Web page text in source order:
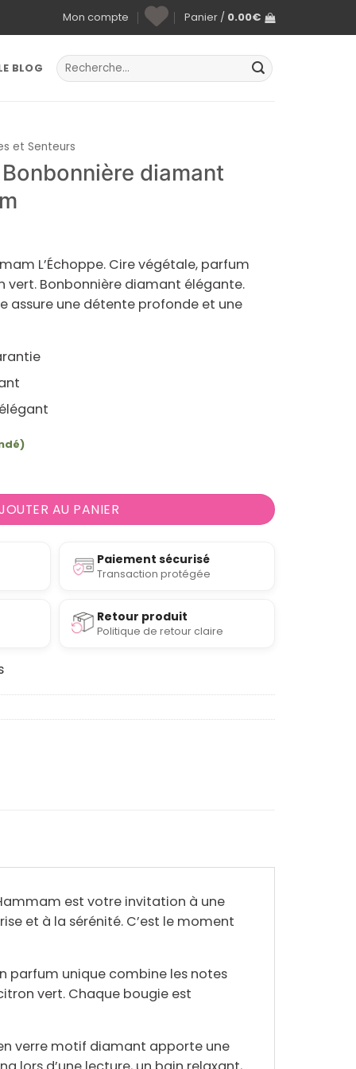
Mon compte Panier / 0.00€
BLOG
Recherche
pour :
et Senteurs
diamant
L’Échoppe. Cire végétale, parfum
vert. Bonbonnière diamant élégante.
assure une détente profonde et une
AU PANIER
Paiement sécurisé
Transaction protégée
Retour produit
Politique de retour claire
est votre invitation à une
et à la sérénité. C’est le moment
parfum unique combine les notes
vert. Chaque bougie est
verre motif diamant apporte une